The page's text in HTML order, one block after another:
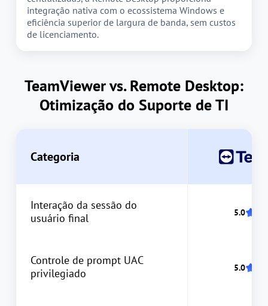
integração nativa com o ecossistema Windows e
eficiência superior de largura de banda, sem custos
de licenciamento.
TeamViewer vs. Remote Desktop:
Otimização do Suporte de TI
Categoria
Interação da sessão do
usuário final
Controle de prompt UAC
privilegiado